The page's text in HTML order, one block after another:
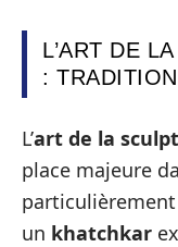
L’ART DE
:
L’art de la
place majeure
particulièrement
un khatchkar